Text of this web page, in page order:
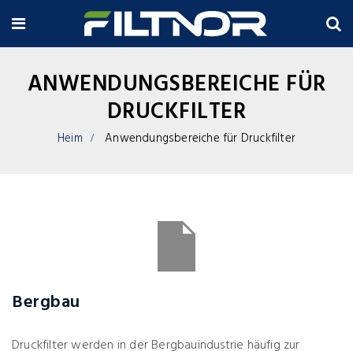
ANWENDUNGSBEREICHE FÜR
DRUCKFILTER
Heim Anwendungsbereiche für Druckfilter
Bergbau
Druckfilter werden in der Bergbauindustrie häufig zur